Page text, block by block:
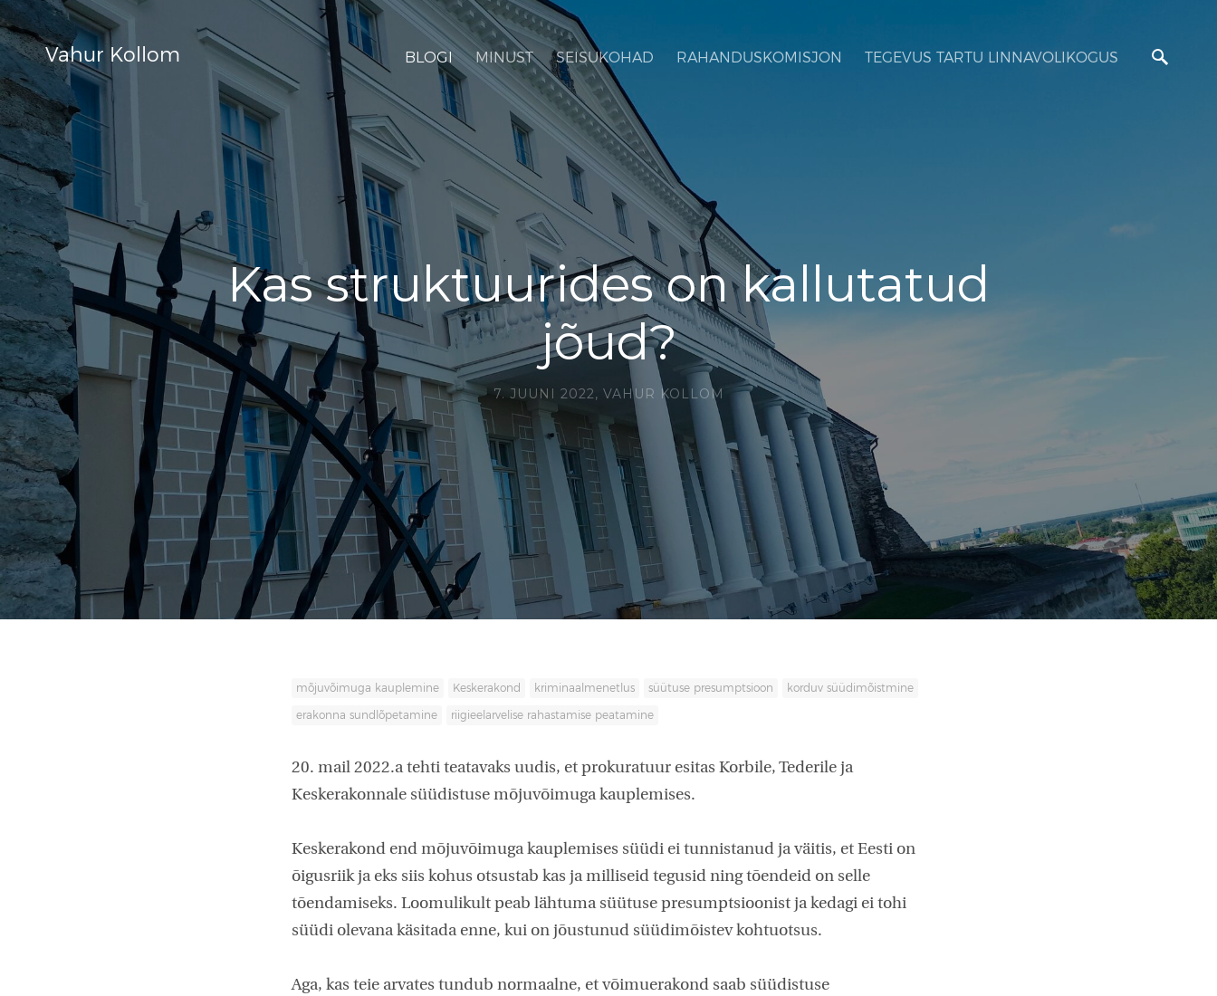
Vahur Kollom BLOGI MINUST SEISUKOHAD RAHANDUSKOMISJON TEGEVUS TARTU LINNAVOLIKOGUS
Kas struktuurides on kallutatud
jõud?
7. JUUNI 2022, VAHUR KOLLOM
mõjuvõimuga kauplemine Keskerakond kriminaalmenetlus süütuse presumptsioon korduv süüdimõistmine
erakonna sundlõpetamine riigieelarvelise rahastamise peatamine
20. mail 2022.a tehti teatavaks uudis, et prokuratuur esitas Korbile, Tederile ja
Keskerakonnale süüdistuse mõjuvõimuga kauplemises.
Keskerakond end mõjuvõimuga kauplemises süüdi ei tunnistanud ja väitis, et Eesti on
õigusriik ja eks siis kohus otsustab kas ja milliseid tegusid ning tõendeid on selle
tõendamiseks. Loomulikult peab lähtuma süütuse presumptsioonist ja kedagi ei tohi
süüdi olevana käsitada enne, kui on jõustunud süüdimõistev kohtuotsus.
Aga, kas teie arvates tundub normaalne, et võimuerakond saab süüdistuse